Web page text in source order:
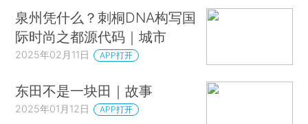
泉州凭什么？刺桐DNA构写国
际时尚之都源代码｜城市
2025年02月11日 APP打开
东田不是一块田｜故事
2025年01月12日 APP打开